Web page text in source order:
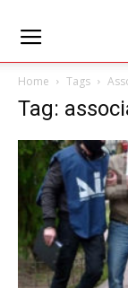
Home Tags
Tag: